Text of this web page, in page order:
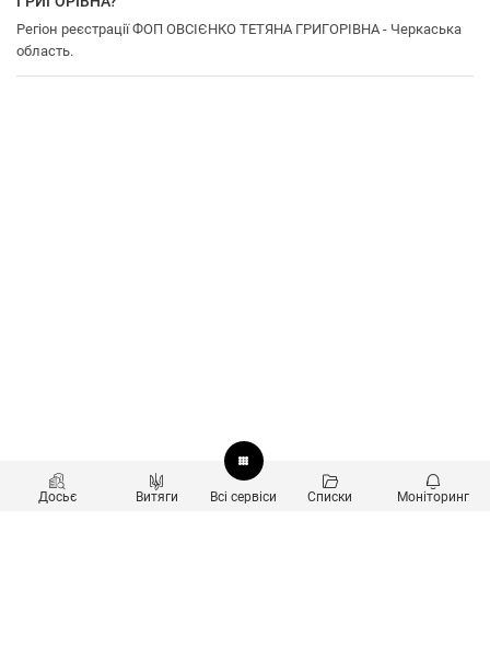
Регіон реєстрації ФОП ОВСІЄНКО ТЕТЯНА ГРИГОРІВНА - Черкаська
область.
Досьє Витяги Всі сервіси Списки Моніторинг